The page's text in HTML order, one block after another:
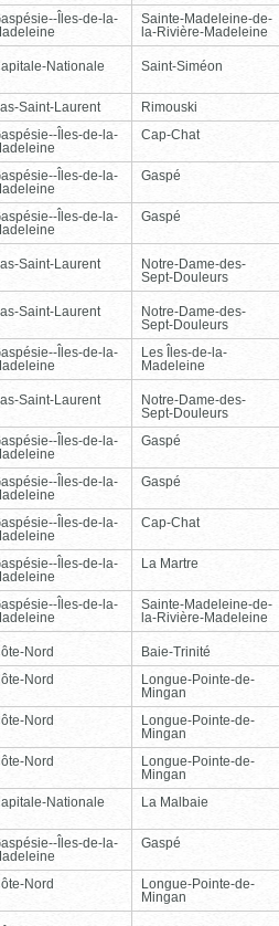
Îles-de-la-
Sainte-Madeleine-de-
la-Rivière-Madeleine
Nationale Saint-Siméon
Saint-Laurent
Rimouski
Îles-de-la-
Cap-Chat
Îles-de-la-
Gaspé
Îles-de-la-
Gaspé
Saint-Laurent
Notre-Dame-des-
Sept-Douleurs
Saint-Laurent
Notre-Dame-des-
Sept-Douleurs
Îles-de-la-
Les Îles-de-la-
Madeleine
Saint-Laurent
Notre-Dame-des-
Sept-Douleurs
Îles-de-la-
Gaspé
Îles-de-la-
Gaspé
Îles-de-la-
Cap-Chat
Îles-de-la-
La Martre
Îles-de-la-
Sainte-Madeleine-de-
la-Rivière-Madeleine
Nord
Baie-Trinité
Nord
Longue-Pointe-de-
Mingan
Nord
Longue-Pointe-de-
Mingan
Nord
Longue-Pointe-de-
Mingan
Nationale La Malbaie
Îles-de-la-
Gaspé
Nord
Longue-Pointe-de-
Mingan